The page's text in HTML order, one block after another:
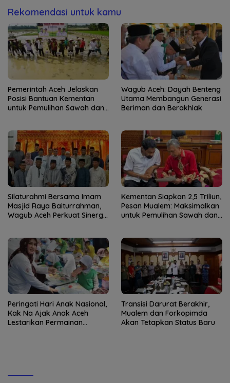
Rekomendasi untuk kamu
Pemerintah Aceh Jelaskan
Posisi Bantuan Kementan
untuk Pemulihan Sawah dan
Wagub Aceh: Dayah Benteng
Utama Membangun Generasi
Beriman dan Berakhlak
Silaturahmi Bersama Imam
Masjid Raya Baiturrahman,
Wagub Aceh Perkuat Sinergi
Kementan Siapkan 2,5 Triliun,
Pesan Mualem: Maksimalkan
untuk Pemulihan Sawah dan
Peringati Hari Anak Nasional,
Kak Na Ajak Anak Aceh
Lestarikan Permainan
Transisi Darurat Berakhir,
Mualem dan Forkopimda
Akan Tetapkan Status Baru